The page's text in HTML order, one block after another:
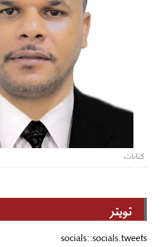
كتابات
تويتر
socials::socials.tweets